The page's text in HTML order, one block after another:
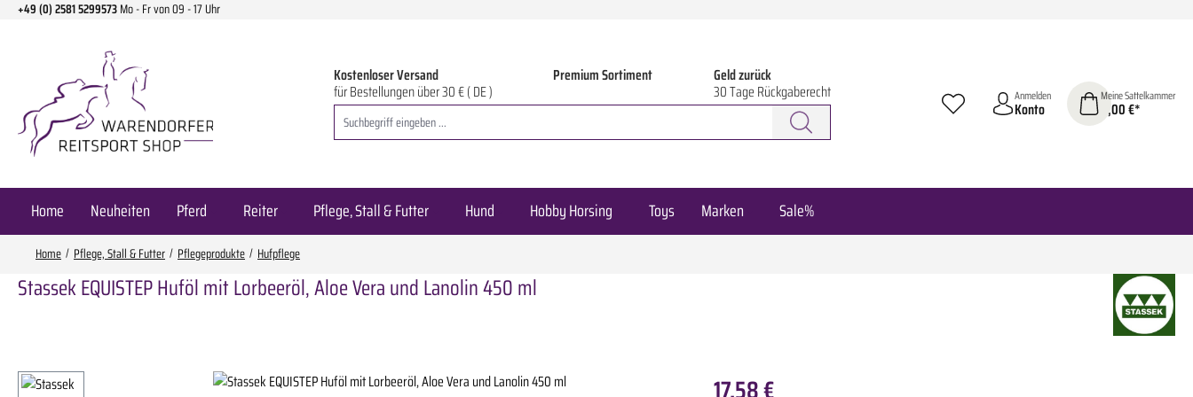
Hauptinhalt springen
Zur Suche springen
Zur Hauptnavigation springen
+49 (0) 2581 5299573Mo - Fr von 09 - 17 Uhr
Kostenloser Versand
für Bestellungen über 30 € ( DE )
Premium Sortiment Geld zurück
30 Tage Rückgaberecht Anmelden
Konto
Meine Sattelkammer
0,00 €*
Home Neuheiten Pferd Reiter Pflege, Stall & Futter Hund Hobby Horsing Toys Marken Sale%
Home Pflege, Stall & Futter Pflegeprodukte Hufpflege
Stassek EQUISTEP Huföl mit Lorbeeröl, Aloe Vera und Lanolin 450 ml
Bildergalerie überspringen